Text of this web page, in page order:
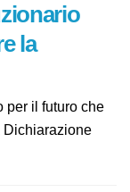
la